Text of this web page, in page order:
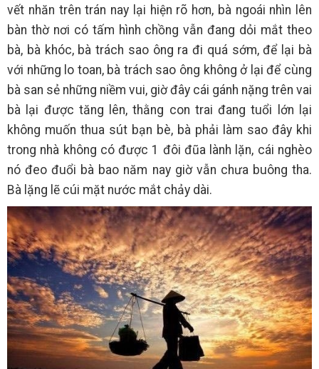
vết nhăn trên trán nay lại hiện rõ hơn, bà ngoái nhìn lên
bàn thờ nơi có tấm hình chồng vẫn đang dỏi mắt theo
bà, bà khóc, bà trách sao ông ra đi quá sớm, để lại bà
với những lo toan, bà trách sao ông không ở lại để cùng
bà san sẻ những niềm vui, giờ đây cái gánh nặng trên vai
bà lại được tăng lên, thằng con trai đang tuổi lớn lại
không muốn thua sút bạn bè, bà phải làm sao đây khi
trong nhà không có được 1 đôi đũa lành lặn, cái nghèo
nó đeo đuổi bà bao năm nay giờ vẫn chưa buông tha.
Bà lặng lẽ cúi mặt nước mắt chảy dài.